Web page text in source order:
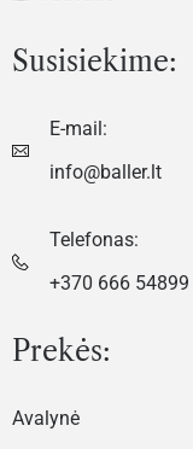
Susisiekime:
E-mail:
info@baller.lt
Telefonas:
+370 666 54899
Prekės:
Avalynė